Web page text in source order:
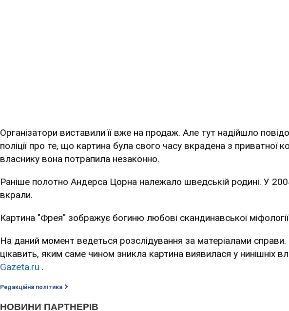
Організатори виставили її вже на продаж. Але тут надійшло
поліції про те, що картина була свого часу вкрадена з приватної
власнику вона потрапила незаконно.
Раніше полотно Андерса Цорна належало шведській родині. У
вкрали.
Картина "Фрея" зображує богиню любові скандинавської
На даний момент ведеться розслідування за матеріалами справи.
цікавить, яким саме чином зникла картина виявилася у нинішніх
Gazeta.ru .
Редакційна політика